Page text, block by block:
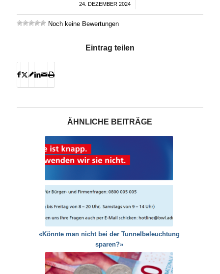
24. DEZEMBER 2024
/
Noch keine Bewertungen
Eintrag teilen
ÄHNLICHE BEITRÄGE
«Könnte man nicht bei der Tunnelbeleuchtung
sparen?»